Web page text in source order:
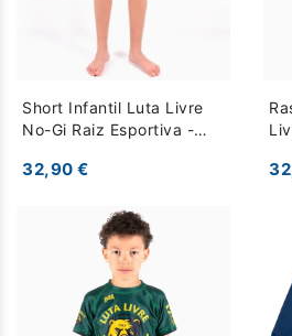
Short Infantil Luta Livre
No-Gi Raiz Esportiva -
32,90 €